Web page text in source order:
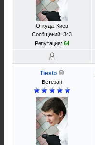
Откуда: Киев
Сообщений: 343
Репутация: 64
Tiesto
Ветеран